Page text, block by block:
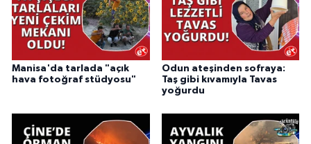
Manisa'da tarlada "açık
hava fotoğraf stüdyosu"
Odun ateşinden sofraya:
Taş gibi kıvamıyla Tavas
yoğurdu